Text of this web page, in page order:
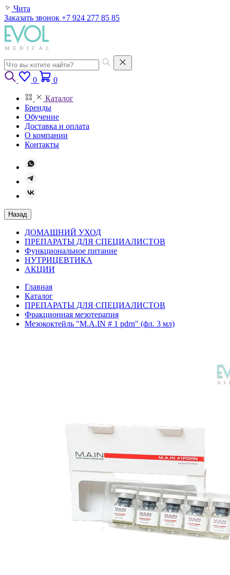
Чита
Заказать звонок +7 924 277 85 85
0 0
Каталог
Бренды
Обучение
Доставка и оплата
О компании
Контакты
Назад
ДОМАШНИЙ УХОД
ПРЕПАРАТЫ ДЛЯ СПЕЦИАЛИСТОВ
Функциональное питание
НУТРИЦЕВТИКА
АКЦИИ
Главная
Каталог
ПРЕПАРАТЫ ДЛЯ СПЕЦИАЛИСТОВ
Фракционная мезотерапия
Мезококтейль "М.А.IN # 1 pdrn" (фл. 3 мл)